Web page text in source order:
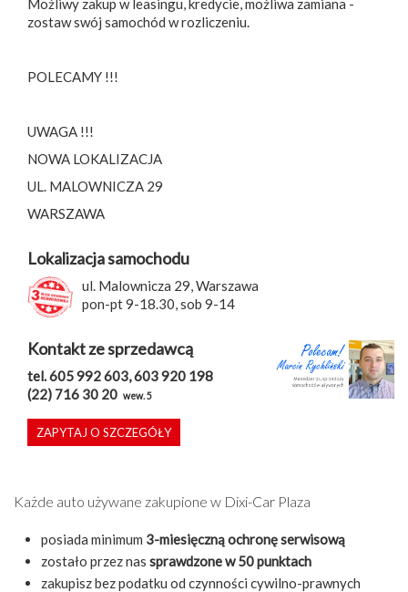
Możliwy zakup w leasingu, kredycie, możliwa zamiana -
zostaw swój samochód w rozliczeniu.
POLECAMY !!!
UWAGA !!!
NOWA LOKALIZACJA
UL. MALOWNICZA 29
WARSZAWA
Lokalizacja samochodu
ul. Malownicza 29, Warszawa
pon-pt 9-18.30, sob 9-14
Kontakt ze sprzedawcą
tel. 605 992 603, 603 920 198
(22) 716 30 20 wew. 5
ZAPYTAJ O SZCZEGÓŁY
Każde auto używane zakupione w Dixi-Car Plaza
posiada minimum 3-miesięczną ochronę serwisową
zostało przez nas sprawdzone w 50 punktach
zakupisz bez podatku od czynności cywilno-prawnych